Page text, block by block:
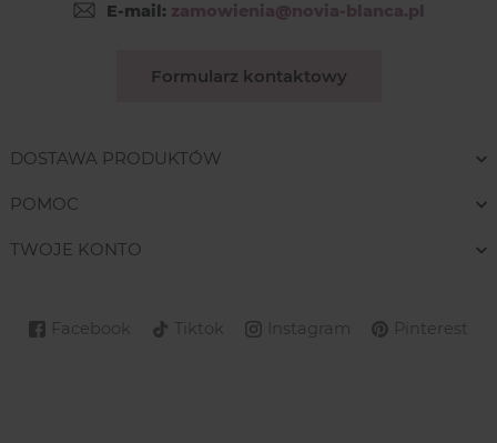
E-mail: zamowienia@novia-blanca.pl
Formularz kontaktowy
DOSTAWA PRODUKTÓW
POMOC
TWOJE KONTO
Facebook Tiktok Instagram Pinterest